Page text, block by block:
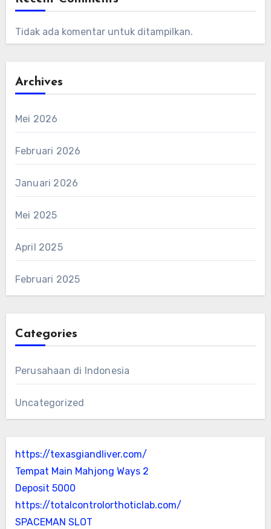
Tidak ada komentar untuk ditampilkan.
Archives
Mei 2026
Februari 2026
Januari 2026
Mei 2025
April 2025
Februari 2025
Categories
Perusahaan di Indonesia
Uncategorized
https://texasgiandliver.com/
Tempat Main Mahjong Ways 2
Deposit 5000
https://totalcontrolorthoticlab.com/
SPACEMAN SLOT